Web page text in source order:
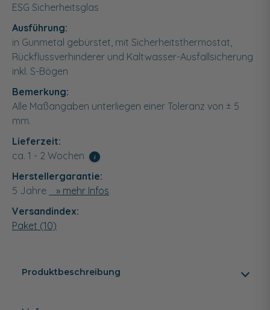
ESG Sicherheitsglas
Ausführung:
in Gunmetal gebürstet, mit Sicherheitsthermostat,
Rückflussverhinderer und Kaltwasser-Ausfallsicherung
inkl. S-Bögen
Bemerkung:
Alle Maßangaben unterliegen einer Toleranz von ± 5
mm.
Lieferzeit:
ca. 1 - 2 Wochen
i
Herstellergarantie:
5 Jahre
» mehr Infos
Versandindex:
Paket (10)
Produktbeschreibung